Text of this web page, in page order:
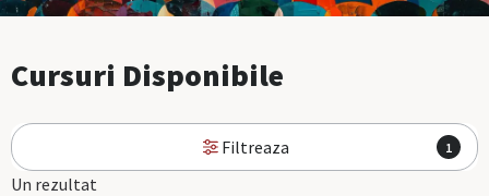
Cursuri Disponibile
Filtreaza 1
Un rezultat